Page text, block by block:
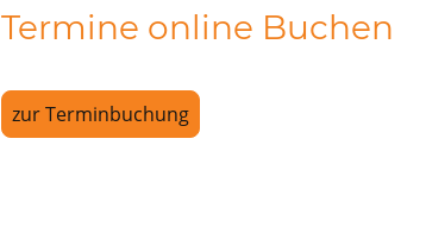
Termine online Buchen
zur Terminbuchung